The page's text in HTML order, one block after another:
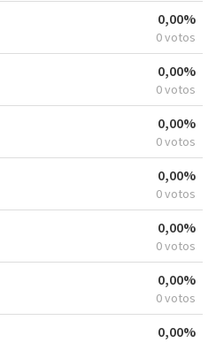
0,00%
0 votos
0,00%
0 votos
0,00%
0 votos
0,00%
0 votos
0,00%
0 votos
0,00%
0 votos
0,00%